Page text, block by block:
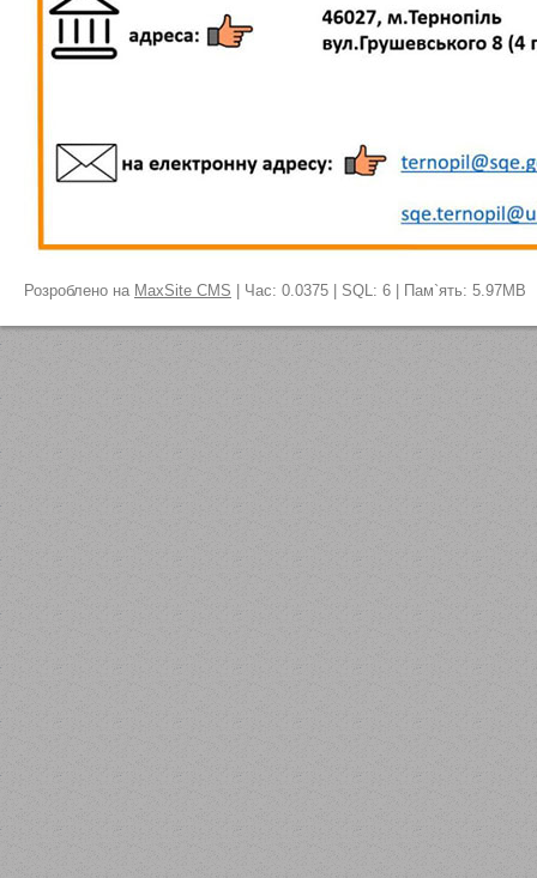
Розроблено на MaxSite CMS | Час: 0.0375 | SQL: 6 | Пам`ять: 5.97MB